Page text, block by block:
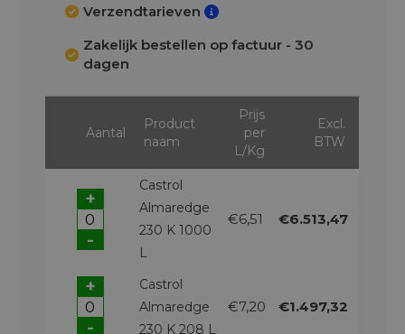
afbeeldingen-Verzendtarieven
Zakelijk bestellen op factuur - 30
dagen
Aantal
Product
naam
Prijs
per
L/Kg
Excl.
BTW
-
+
Castrol
Almaredge
230 K 1000
L
€6,51 €6.513,47
-
+
Castrol
Almaredge
230 K 208 L
€7,20 €1.497,32